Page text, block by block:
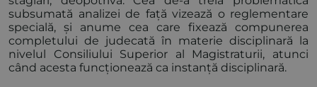
subsumată analizei de față vizează o reglementare
specială, și anume cea care fixează compunerea
completului de judecată în materie disciplinară la
nivelul Consiliului Superior al Magistraturii, atunci
când acesta funcționează ca instanță disciplinară.